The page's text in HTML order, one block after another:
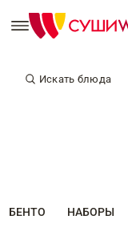
Искать блюда
БЕНТО НАБОРЫ